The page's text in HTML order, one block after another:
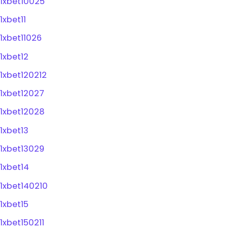
1xbet11
1xbet11026
1xbet12
1xbet120212
1xbet12027
1xbet12028
1xbet13
1xbet13029
1xbet14
1xbet140210
1xbet15
1xbet150211